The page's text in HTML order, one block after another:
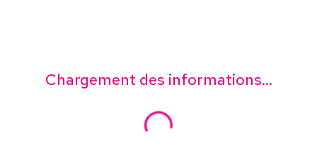
Chargement des informations...